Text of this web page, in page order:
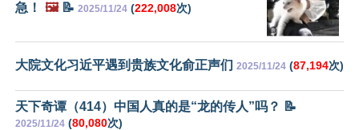
急！
🖼️📝 2025/11/24 (222,008次)
大院文化习近平遇到贵族文化俞正声们 2025/11/24 (87,194次)
天下奇谭（414）中国人真的是“龙的传人”吗？ 📝
2025/11/24 (80,080次)